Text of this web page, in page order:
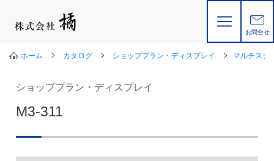
お問合せ
ホーム カタログ ショッププラン・ディスプレイ マルチスタ
ショッププラン・ディスプレイ
M3-311